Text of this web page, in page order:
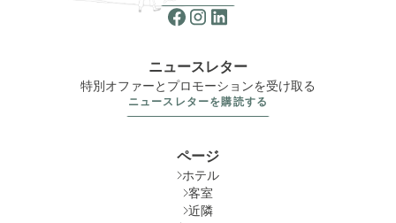
ニュースレター
特別オファーとプロモーションを受け取る
ニュースレターを購読する
ページ
ホテル
客室
近隣